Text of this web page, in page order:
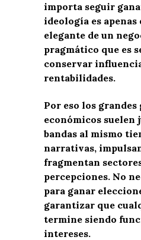
importa seguir
ideología es apenas
elegante de un
pragmático que es
conservar
rentabilidades.
Por eso los grandes
económicos suelen
bandas al mismo
narrativas,
fragmentan
percepciones. No
para ganar
garantizar que
termine siendo
intereses.